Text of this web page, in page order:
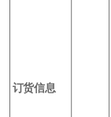
订货信息